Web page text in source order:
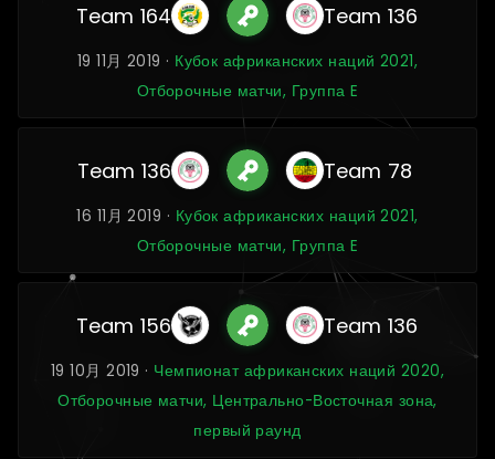
Team 164 Team 136
19 11月 2019 · Кубок африканских наций 2021,
Отборочные матчи, Группа E
Team 136 Team 78
16 11月 2019 · Кубок африканских наций 2021,
Отборочные матчи, Группа E
Team 156 Team 136
19 10月 2019 · Чемпионат африканских наций 2020,
Отборочные матчи, Центрально-Восточная зона,
первый раунд